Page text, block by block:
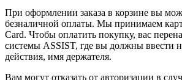
При оформлении заказа в корзине вы
безналичной оплаты. Мы принимаем
Card. Чтобы оплатить покупку, вас
системы ASSIST, где вы должны ввести
действия, имя держателя.
Вам могут отказать от авторизации в